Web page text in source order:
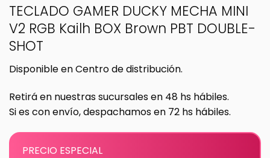
TECLADO GAMER DUCKY MECHA MINI
V2 RGB Kailh BOX Brown PBT DOUBLE-
SHOT
Disponible en Centro de distribución.
Retirá en nuestras sucursales en 48 hs hábiles.
Si es con envío, despachamos en 72 hs hábiles.
PRECIO ESPECIAL